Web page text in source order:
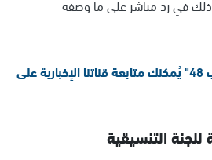
وذلك في رد مباشر على ما وصفه
ولمتابعة كل ما يخص "عرب 48" يُمكنك متابعة قناتنا الإخبارية على
التنسيقية